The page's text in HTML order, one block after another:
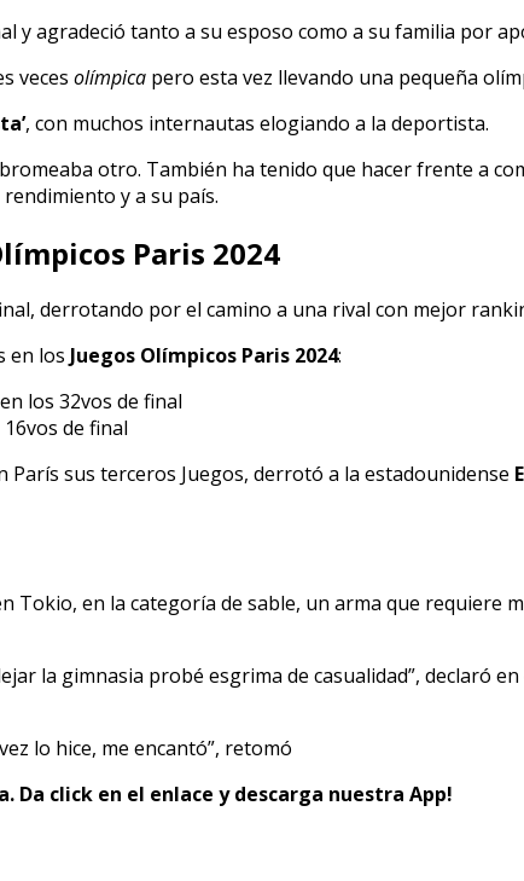
y agradeció tanto a su esposo como a su familia por
veces olímpica pero esta vez llevando una pequeña
, con muchos internautas elogiando a la deportista.
otro. También ha tenido que hacer frente a
y a su país.
Paris 2024
derrotando por el camino a una rival con mejor
en los Juegos Olímpicos Paris 2024:
los 32vos de final
de final
sus terceros Juegos, derrotó a la estadounidense
Tokio, en la categoría de sable, un arma que requiere
la gimnasia probé esgrima de casualidad”, declaró
lo hice, me encantó”, retomó
Da click en el enlace y descarga nuestra App!